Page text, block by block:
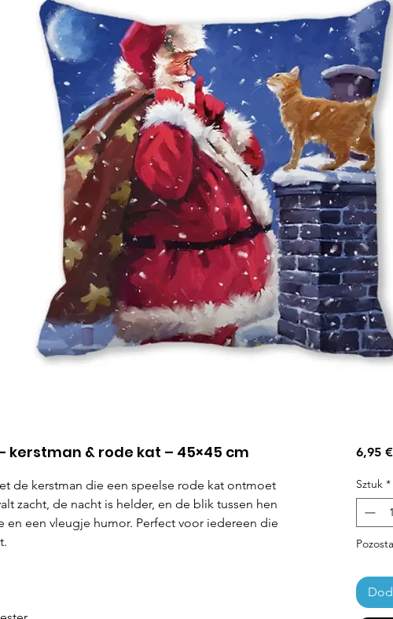
kerstman & rode kat – 45×45 cm
de kerstman die een speelse rode kat ontmoet
zacht, de nacht is helder, en de blik tussen hen
en een vleugje humor. Perfect voor iedereen die
6,95 €
Sztuk *